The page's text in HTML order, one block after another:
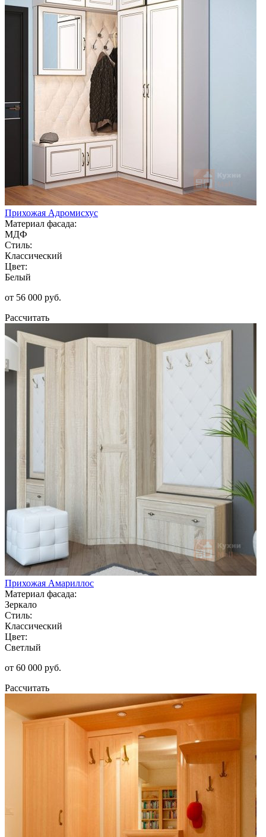
Прихожая Адромисхус
Материал фасада:
МДФ
Стиль:
Классический
Цвет:
Белый
от 56 000 руб.
Рассчитать
Прихожая Амариллос
Материал фасада:
Зеркало
Стиль:
Классический
Цвет:
Светлый
от 60 000 руб.
Рассчитать